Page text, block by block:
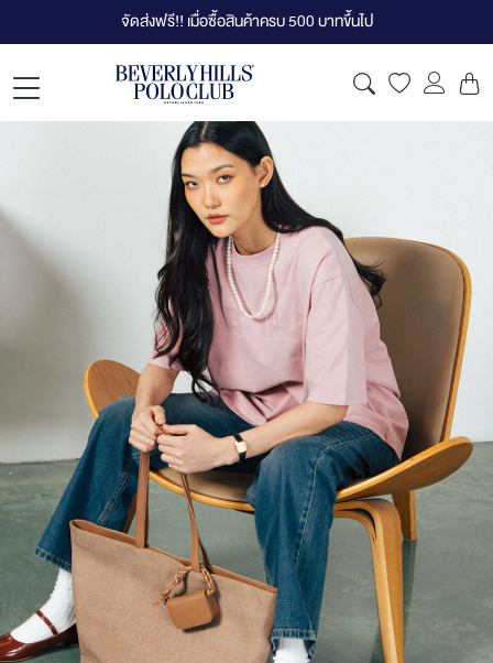
จัดส่งฟรี!! เมื่อซื้อสินค้าครบ 500 บาทขึ้นไป